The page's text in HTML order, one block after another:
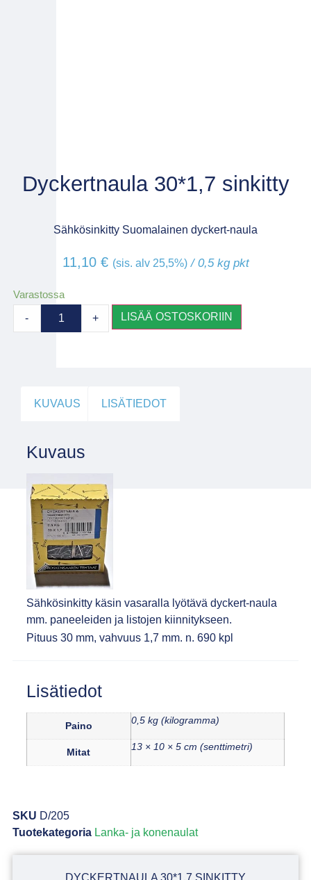
Dyckertnaula 30*1,7 sinkitty
Sähkösinkitty Suomalainen dyckert-naula
11,10 € (sis. alv 25,5%)/ 0,5 kg pkt
Varastossa
- + LISÄÄ OSTOSKORIIN
KUVAUS LISÄTIEDOT
Kuvaus
Sähkösinkitty käsin vasaralla lyötävä dyckert-naula
mm. paneeleiden ja listojen kiinnitykseen.
Pituus 30 mm, vahvuus 1,7 mm. n. 690 kpl
Lisätiedot
Paino 0,5 kg (kilogramma)
Mitat 13 × 10 × 5 cm (senttimetri)
SKU D/205
Tuotekategoria Lanka- ja konenaulat